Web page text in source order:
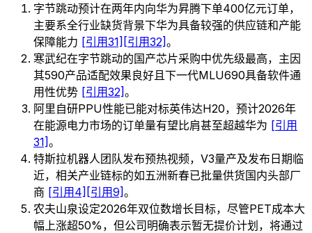
字节跳动预计在两年内向华为昇腾下单400亿元订单，
主要系全行业缺货背景下华为具备较强的供应链和产能
保障能力 [引用31] [引用32]。
寒武纪在字节跳动的国产芯片采购中优先级最高，主因
其590产品适配效果良好且下一代MLU690具备软件通
用性优势 [引用32]。
阿里自研PPU性能已能对标英伟达H20，预计2026年
在能源电力市场的订单量有望比肩甚至超越华为 [引用
31]。
特斯拉机器人团队发布预热视频，V3量产及发布日期临
近，相关产业链标的如五洲新春已批量供货国内头部厂
商 [引用4] [引用9]。
农夫山泉设定2026年双位数增长目标，尽管PET成本大
幅上涨超50%，但公司明确表示暂无提价计划，将通过